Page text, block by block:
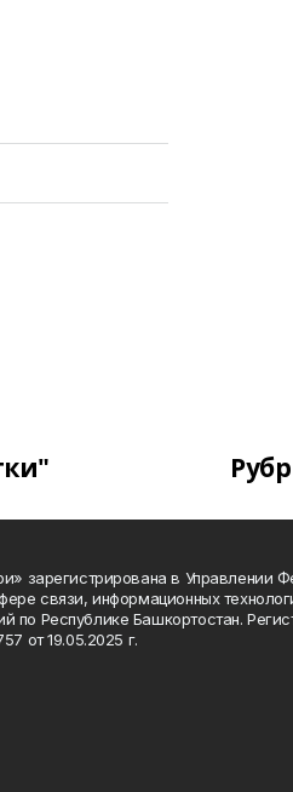
зарегистрирована в Управлении
связи, информационных
по Республике Башкортостан.
от 19.05.2025 г.